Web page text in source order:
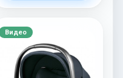
Видео